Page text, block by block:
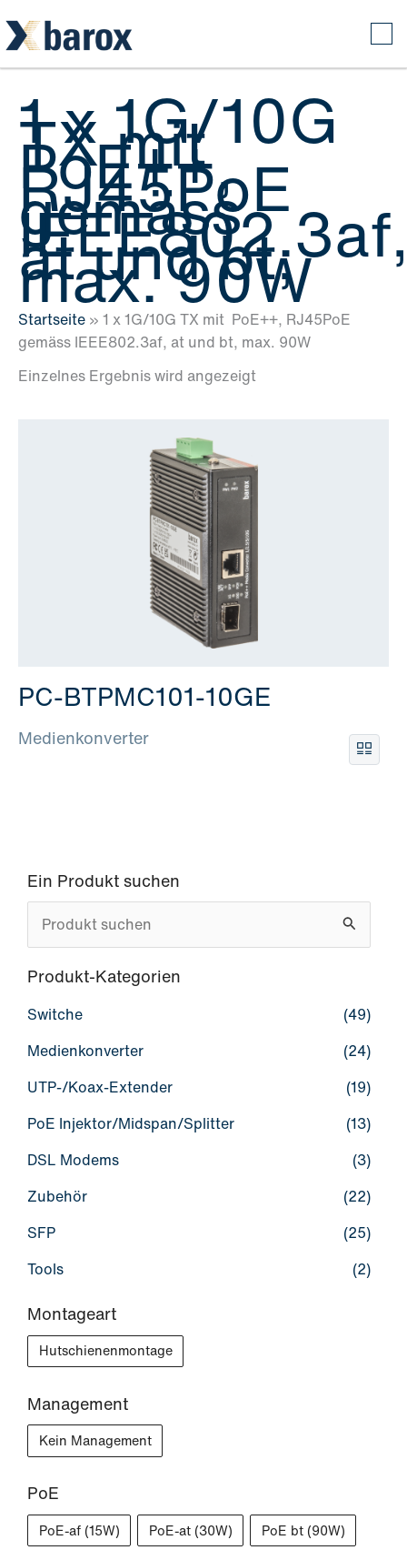
Inhalt
springen
Ein Produkt suchen
u
c
n
n
a
:
Produkt-Kategorien
Switche
(49)
Medienkonverter
(24)
UTP-/Koax-Extender
(19)
PoE Injektor/Midspan/Splitter
(13)
DSL Modems
(3)
Zubehör
(22)
SFP
(25)
Tools
(2)
Montageart
Hutschienenmontage
Management
Kein Management
PoE
PoE-af (15W) PoE-at (30W) PoE bt (90W)
1 x 1G/10G
TX mit
PoE++,
RJ45PoE
gemäss
at und bt,
max. 90W
Startseite » 1 x 1G/10G TX mit PoE++, RJ45PoE
gemäss IEEE802.3af, at und bt, max. 90W
Einzelnes Ergebnis wird angezeigt
PC-BTPMC101-10GE
Medienkonverter